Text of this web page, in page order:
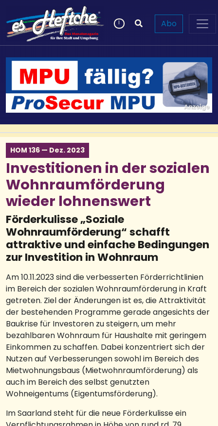
Abo
HOM 136 — Dez. 2023
Investitionen in der sozialen
Wohnraumförderung
wieder lohnenswert
Förderkulisse „Soziale
Wohnraumförderung“ schafft
attraktive und einfache Bedingungen
zur Investition in Wohnraum
Am 10.11.2023 sind die verbesserten Förderrichtlinien
im Bereich der sozialen Wohnraumförderung in Kraft
getreten. Ziel der Änderungen ist es, die Attraktivität
der bestehenden Programme gerade angesichts der
Baukrise für Investoren zu steigern, um mehr
bezahlbaren Wohnraum für Haushalte mit geringem
Einkommen zu schaffen. Dabei konzentriert sich der
Nutzen auf Verbesserungen sowohl im Bereich des
Mietwohnungsbaus (Mietwohnraumförderung) als
auch im Bereich des selbst genutzten
Wohneigentums (Eigentumsförderung).
Im Saarland steht für die neue Förderkulisse ein